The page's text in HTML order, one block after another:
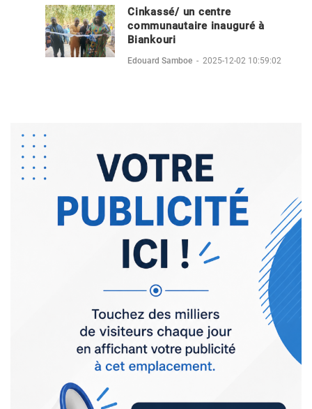
Cinkassé/ un centre
communautaire inauguré à
Biankouri
Edouard Samboe - 2025-12-02 10:59:02